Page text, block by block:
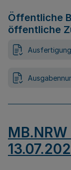
Öffentliche
öffentliche